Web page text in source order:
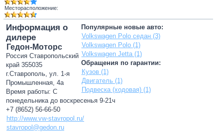
Месторасположение:
Популярные новые авто:
Volkswagen Polo седан (3)
Volkswagen Polo (1)
Volkswagen Jetta (1)
Обращения по гарантии:
Кузов (1)
Двигатель (1)
Подвеска (ходовая) (1)
Информация о
дилере
Гедон-Моторс
Россия Ставропольский
край 355035
г.Ставрополь, ул. 1-я
Промышленная, 4а
Время работы: С
понедельника до воскресенья 9-21ч
+7 (8652) 56-66-50
http://www.vw-stavropol.ru/
stavropol@gedon.ru